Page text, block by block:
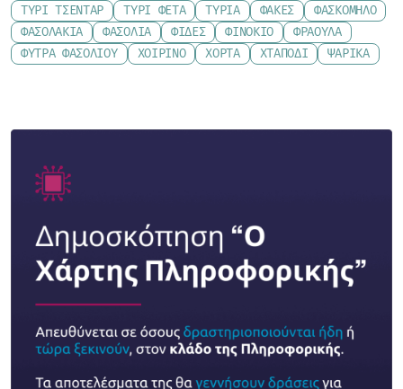
ΤΥΡΊ ΤΣΈΝΤΑΡ
ΤΥΡΊ ΦΈΤΑ ΤΥΡΙΆ ΦΑΚΈΣ
ΦΑΣΚΌΜΗΛΟ
ΦΑΣΟΛΆΚΙΑ
ΦΑΣΌΛΙΑ ΦΙΔΈΣ ΦΙΝΌΚΙΟ
ΦΡΆΟΥΛΑ
ΦΎΤΡΑ ΦΑΣΟΛΙΟΎ
ΧΟΙΡΙΝΌ ΧΌΡΤΑ ΧΤΑΠΌΔΙ ΨΑΡΙΚΆ